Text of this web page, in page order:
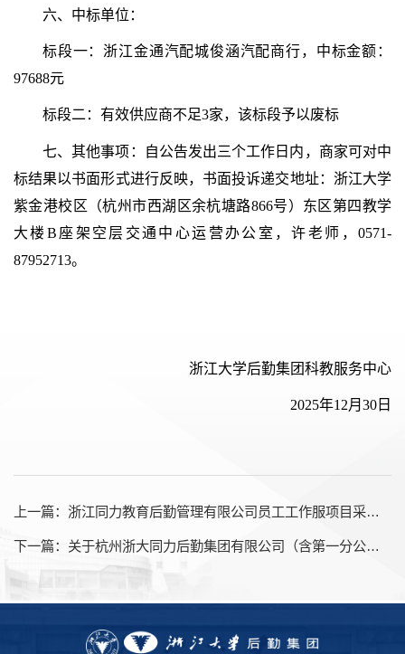
六、中标单位：
标段一：浙江金通汽配城俊涵汽配商行，中标金额：
97688元
标段二：有效供应商不足3家，该标段予以废标
七、其他事项 ：
自公告发出三个工作日内，商家可对中
标结果以书面形式进行反映，书面投诉递交地址：浙江大学
紫金港校区（杭州市西湖区余杭塘路866号）东区第四教学
大楼B座架空层交通中心运营办公室，许老师 ，0571-
87952713。
浙江大学后勤集团科教服务中心
2025年12月30日
上一篇： 浙江同力教育后勤管理有限公司员工工作服项目采购结果公示
下一篇： 关于杭州浙大同力后勤集团有限公司（含第一分公司）、浙江大学后勤集团科教服务中心设计制作类产品2026-2027年度入围供应商项目的公开招标公告